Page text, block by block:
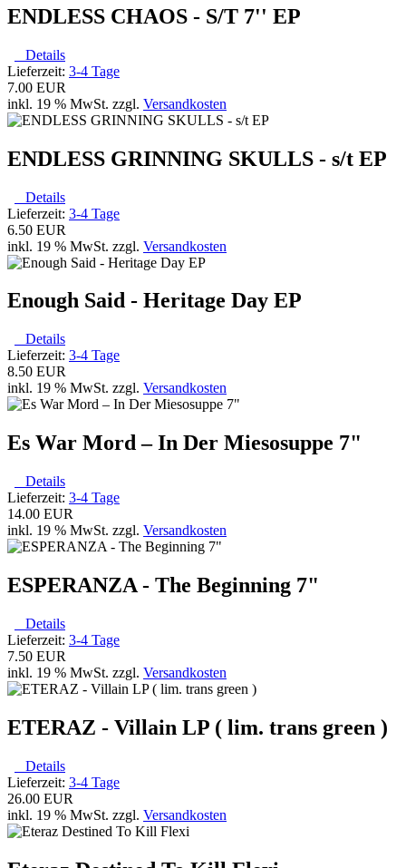
ENDLESS CHAOS - S/T 7'' EP
Details
Lieferzeit: 3-4 Tage
7.00 EUR
inkl. 19 % MwSt. zzgl. Versandkosten
ENDLESS GRINNING SKULLS - s/t EP
Details
Lieferzeit: 3-4 Tage
6.50 EUR
inkl. 19 % MwSt. zzgl. Versandkosten
Enough Said - Heritage Day EP
Details
Lieferzeit: 3-4 Tage
8.50 EUR
inkl. 19 % MwSt. zzgl. Versandkosten
Es War Mord ‎– In Der Miesosuppe 7"
Details
Lieferzeit: 3-4 Tage
14.00 EUR
inkl. 19 % MwSt. zzgl. Versandkosten
ESPERANZA - The Beginning 7"
Details
Lieferzeit: 3-4 Tage
7.50 EUR
inkl. 19 % MwSt. zzgl. Versandkosten
ETERAZ - Villain LP ( lim. trans green )
Details
Lieferzeit: 3-4 Tage
26.00 EUR
inkl. 19 % MwSt. zzgl. Versandkosten